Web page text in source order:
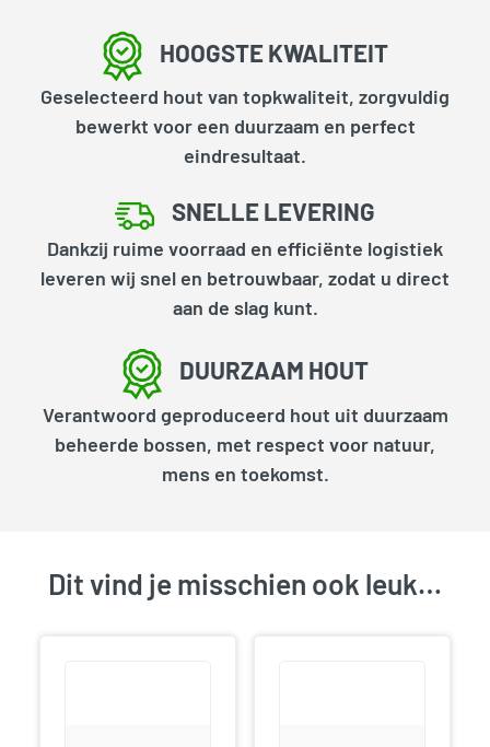
HOOGSTE KWALITEIT
Geselecteerd hout van topkwaliteit, zorgvuldig
bewerkt voor een duurzaam en perfect
eindresultaat.
SNELLE LEVERING
Dankzij ruime voorraad en efficiënte logistiek
leveren wij snel en betrouwbaar, zodat u direct
aan de slag kunt.
DUURZAAM HOUT
Verantwoord geproduceerd hout uit duurzaam
beheerde bossen, met respect voor natuur,
mens en toekomst.
Dit vind je misschien ook leuk…